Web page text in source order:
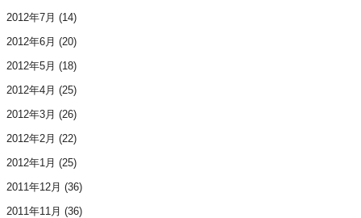
2012年7月 (14)
2012年6月 (20)
2012年5月 (18)
2012年4月 (25)
2012年3月 (26)
2012年2月 (22)
2012年1月 (25)
2011年12月 (36)
2011年11月 (36)